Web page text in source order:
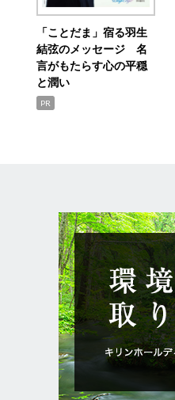
「ことだま」宿る羽生
結弦のメッセージ 名
言がもたらす心の平穏
と潤い
PR